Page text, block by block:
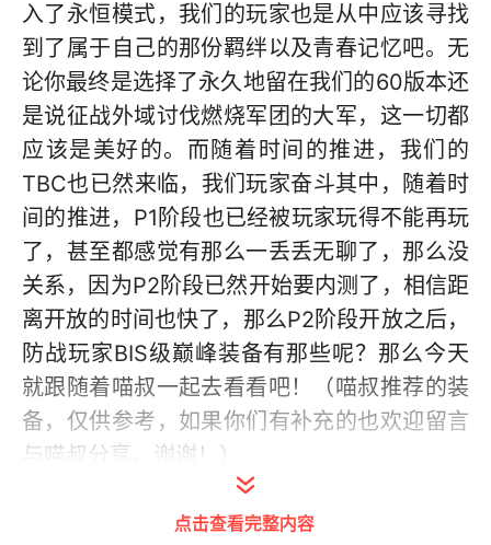
入了永恒模式，我们的玩家也是从中应该寻找
到了属于自己的那份羁绊以及青春记忆吧。无
论你最终是选择了永久地留在我们的60版本还
是说征战外域讨伐燃烧军团的大军，这一切都
应该是美好的。而随着时间的推进，我们的
TBC也已然来临，我们玩家奋斗其中，随着时
间的推进，P1阶段也已经被玩家玩得不能再玩
了，甚至都感觉有那么一丢丢无聊了，那么没
关系，因为P2阶段已然开始要内测了，相信距
离开放的时间也快了，那么P2阶段开放之后，
防战玩家BIS级巅峰装备有那些呢？那么今天
就跟随着喵叔一起去看看吧！（喵叔推荐的装
备，仅供参考，如果你们有补充的也欢迎留言
与喵叔分享，谢谢！）
点击查看完整内容